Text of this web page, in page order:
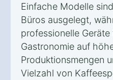
Einfache Modelle
Büros ausgelegt,
professionelle Geräte
Gastronomie auf
Produktionsmengen
Vielzahl von